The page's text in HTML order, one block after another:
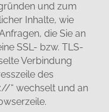
und zum
Inhalte, wie
die Sie an
SSL- bzw. TLS-
Verbindung
des
“ wechselt und an